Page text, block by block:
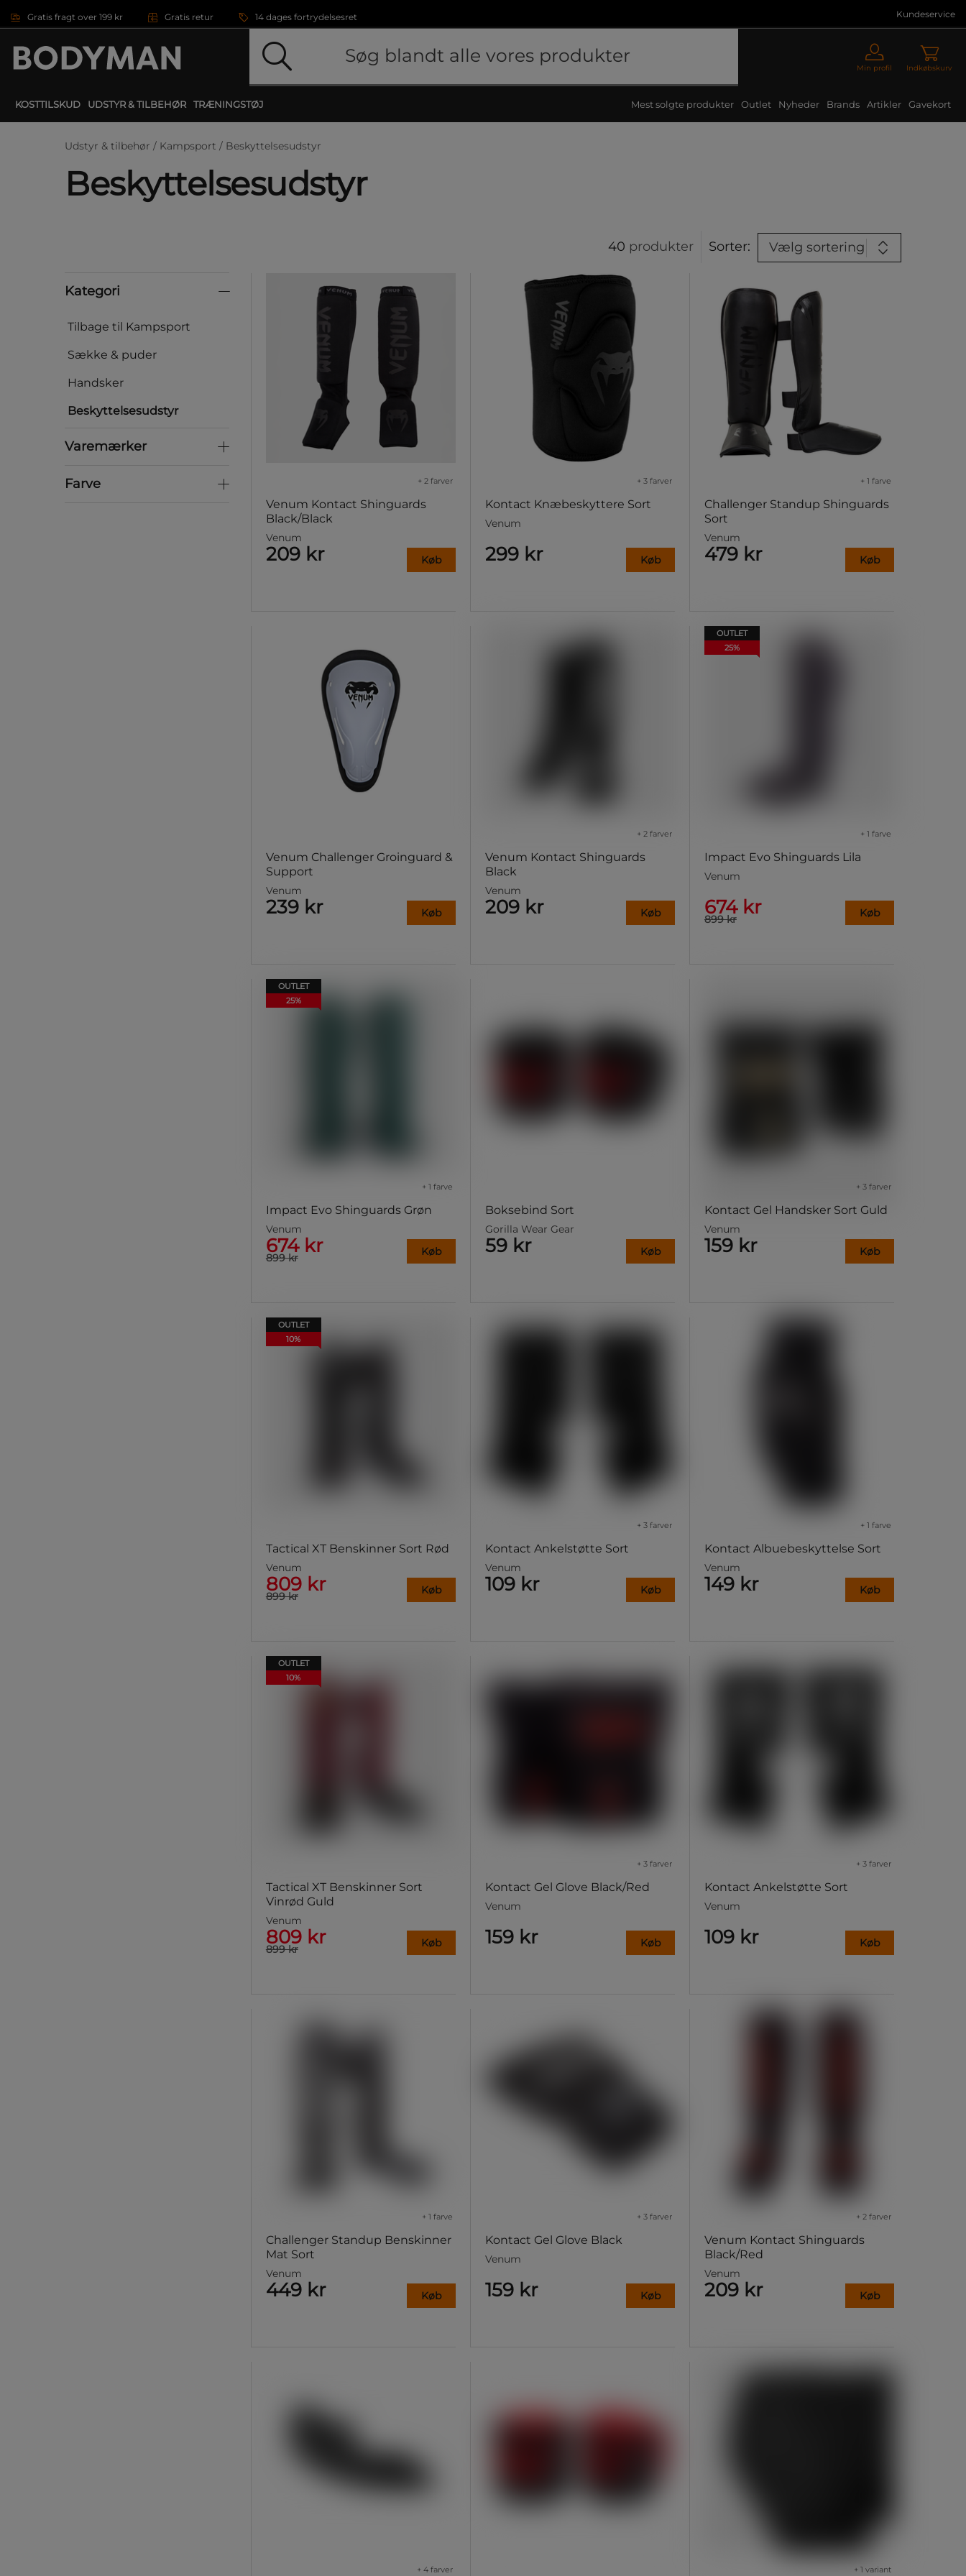
Gratis fragt over 199 kr Gratis retur 14 dages fortrydelsesret Kundeservice
Min profil Indkøbskurv
KOSTTILSKUD UDSTYR & TILBEHØR TRÆNINGSTØJ Mest solgte produkter Outlet Nyheder Brands Artikler Gavekort
Udstyr & tilbehør / Kampsport / Beskyttelsesudstyr
Beskyttelsesudstyr
40 produkter Sorter: Vælg sortering
Kategori
Tilbage til Kampsport
Sække & puder
Handsker
Beskyttelsesudstyr
VaremærkerVaremærker
FarveFarve
Venum Kontact Shinguards
Black/Black
+ 2 farver
Venum
209 kr Køb
Kontact Knæbeskyttere Sort
+ 3 farver
Venum
299 kr Køb
Challenger Standup Shinguards
Sort
+ 1 farve
Venum
479 kr Køb
Venum Challenger Groinguard &
Support
Venum
239 kr Køb
Venum Kontact Shinguards
Black
+ 2 farver
Venum
209 kr Køb
OUTLET
25%
Impact Evo Shinguards Lila
+ 1 farve
Venum
674 kr
899 kr Køb
OUTLET
25%
Impact Evo Shinguards Grøn
+ 1 farve
Venum
674 kr
899 kr Køb
Boksebind Sort
Gorilla Wear Gear
59 kr Køb
Kontact Gel Handsker Sort Guld
+ 3 farver
Venum
159 kr Køb
OUTLET
10%
Tactical XT Benskinner Sort Rød
Venum
809 kr
899 kr Køb
Kontact Ankelstøtte Sort
+ 3 farver
Venum
109 kr Køb
Kontact Albuebeskyttelse Sort
+ 1 farve
Venum
149 kr Køb
OUTLET
10%
Tactical XT Benskinner Sort
Vinrød Guld
Venum
809 kr
899 kr Køb
Kontact Gel Glove Black/Red
+ 3 farver
Venum
159 kr Køb
Kontact Ankelstøtte Sort
+ 3 farver
Venum
109 kr Køb
Challenger Standup Benskinner
Mat Sort
+ 1 farve
Venum
449 kr Køb
Kontact Gel Glove Black
+ 3 farver
Venum
159 kr Køb
Venum Kontact Shinguards
Black/Red
+ 2 farver
Venum
209 kr Køb
+ 4 farver + 1 variant